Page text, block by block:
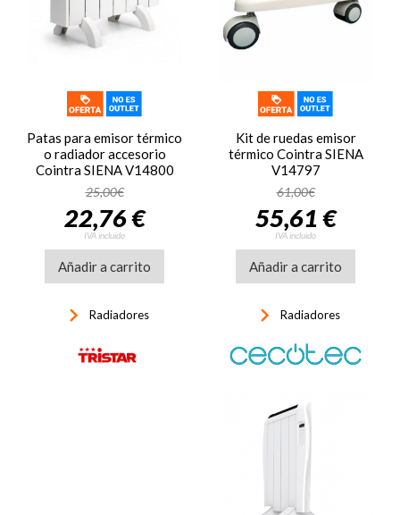
Patas para emisor térmico
o radiador accesorio
Cointra SIENA V14800
25,00€
22,76 €
IVA incluido
Añadir a carrito
keyboard_arrow_right Radiadores
Kit de ruedas emisor
térmico Cointra SIENA
V14797
61,00€
55,61 €
IVA incluido
Añadir a carrito
keyboard_arrow_right Radiadores